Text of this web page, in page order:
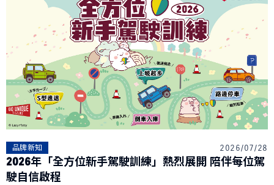
最新消息
最新車訊 購車優惠
車主活動
品牌新知
公告訊息 召回公告
探索SUZUKI
車主專區
品牌新知 2026/07/28
2026年「全方位新手駕駛訓練」熱烈展開 陪伴每位駕
駛自信啟程